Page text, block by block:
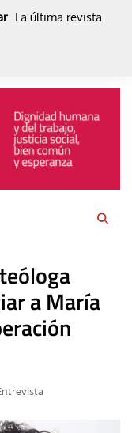
La última revista
a María